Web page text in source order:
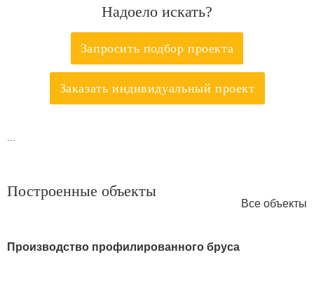
Надоело искать?
Запросить подбор проекта
Заказать индивидуальный проект
...
Построенные объекты
Все объекты
Производство профилированного бруса